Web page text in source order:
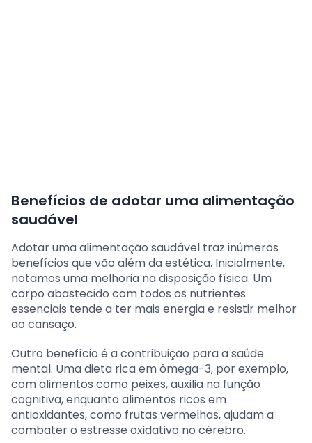
Benefícios de adotar uma alimentação
saudável
Adotar uma alimentação saudável traz inúmeros
benefícios que vão além da estética. Inicialmente,
notamos uma melhoria na disposição física. Um
corpo abastecido com todos os nutrientes
essenciais tende a ter mais energia e resistir melhor
ao cansaço.
Outro benefício é a contribuição para a saúde
mental. Uma dieta rica em ômega-3, por exemplo,
com alimentos como peixes, auxilia na função
cognitiva, enquanto alimentos ricos em
antioxidantes, como frutas vermelhas, ajudam a
combater o estresse oxidativo no cérebro.